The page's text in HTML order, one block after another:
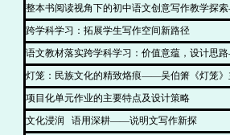
整本书阅读视角下的初中语文创意写作教学探
跨学科学习：拓展学生写作空间新路径
语文教材落实跨学科学习：价值意蕴，设计思
灯笼：民族文化的精致烙痕——吴伯箫《灯笼》
项目化单元作业的主要特点及设计策略
文化浸润 语用深耕——说明文写作新探